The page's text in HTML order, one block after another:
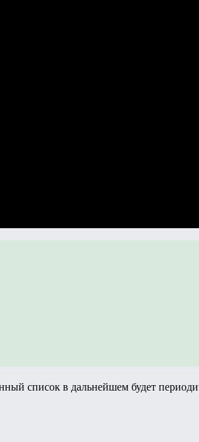
список в дальнейшем будет